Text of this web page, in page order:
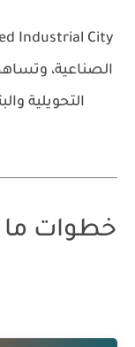
Industrial City
الصناعية،
التحويلية
خطوات ما